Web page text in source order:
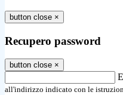
button close ×
Recupero password
button close ×
all'indirizzo indicato con le